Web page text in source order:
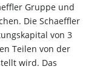
Gruppe und
Die Schaeffler
von 3
Teilen von der
wird. Das